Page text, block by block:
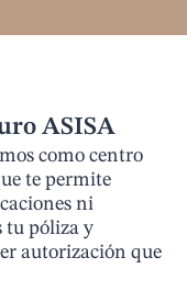
ASISA
como centro
te permite
ni
tu póliza y
autorización que